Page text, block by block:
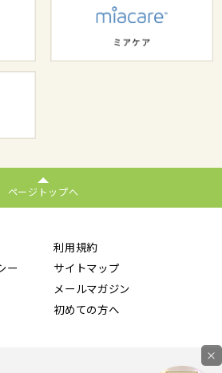
ページトップへ
利用規約
ー
サイトマップ
メールマガジン
初めての方へ
×